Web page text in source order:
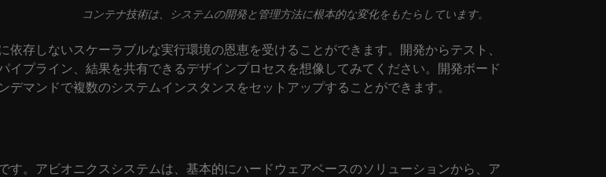
コンテナ技術は、システムの開発と管理方法に根本的な変化をもたらしています。
存しないスケーラブルな実行環境の恩恵を受けることができます。開発からテスト、
プライン、結果を共有できるデザインプロセスを想像してみてください。開発ボード
マンドで複数のシステムインスタンスをセットアップすることができます。
。アビオニクスシステムは、基本的にハードウェアベースのソリューションから、ア